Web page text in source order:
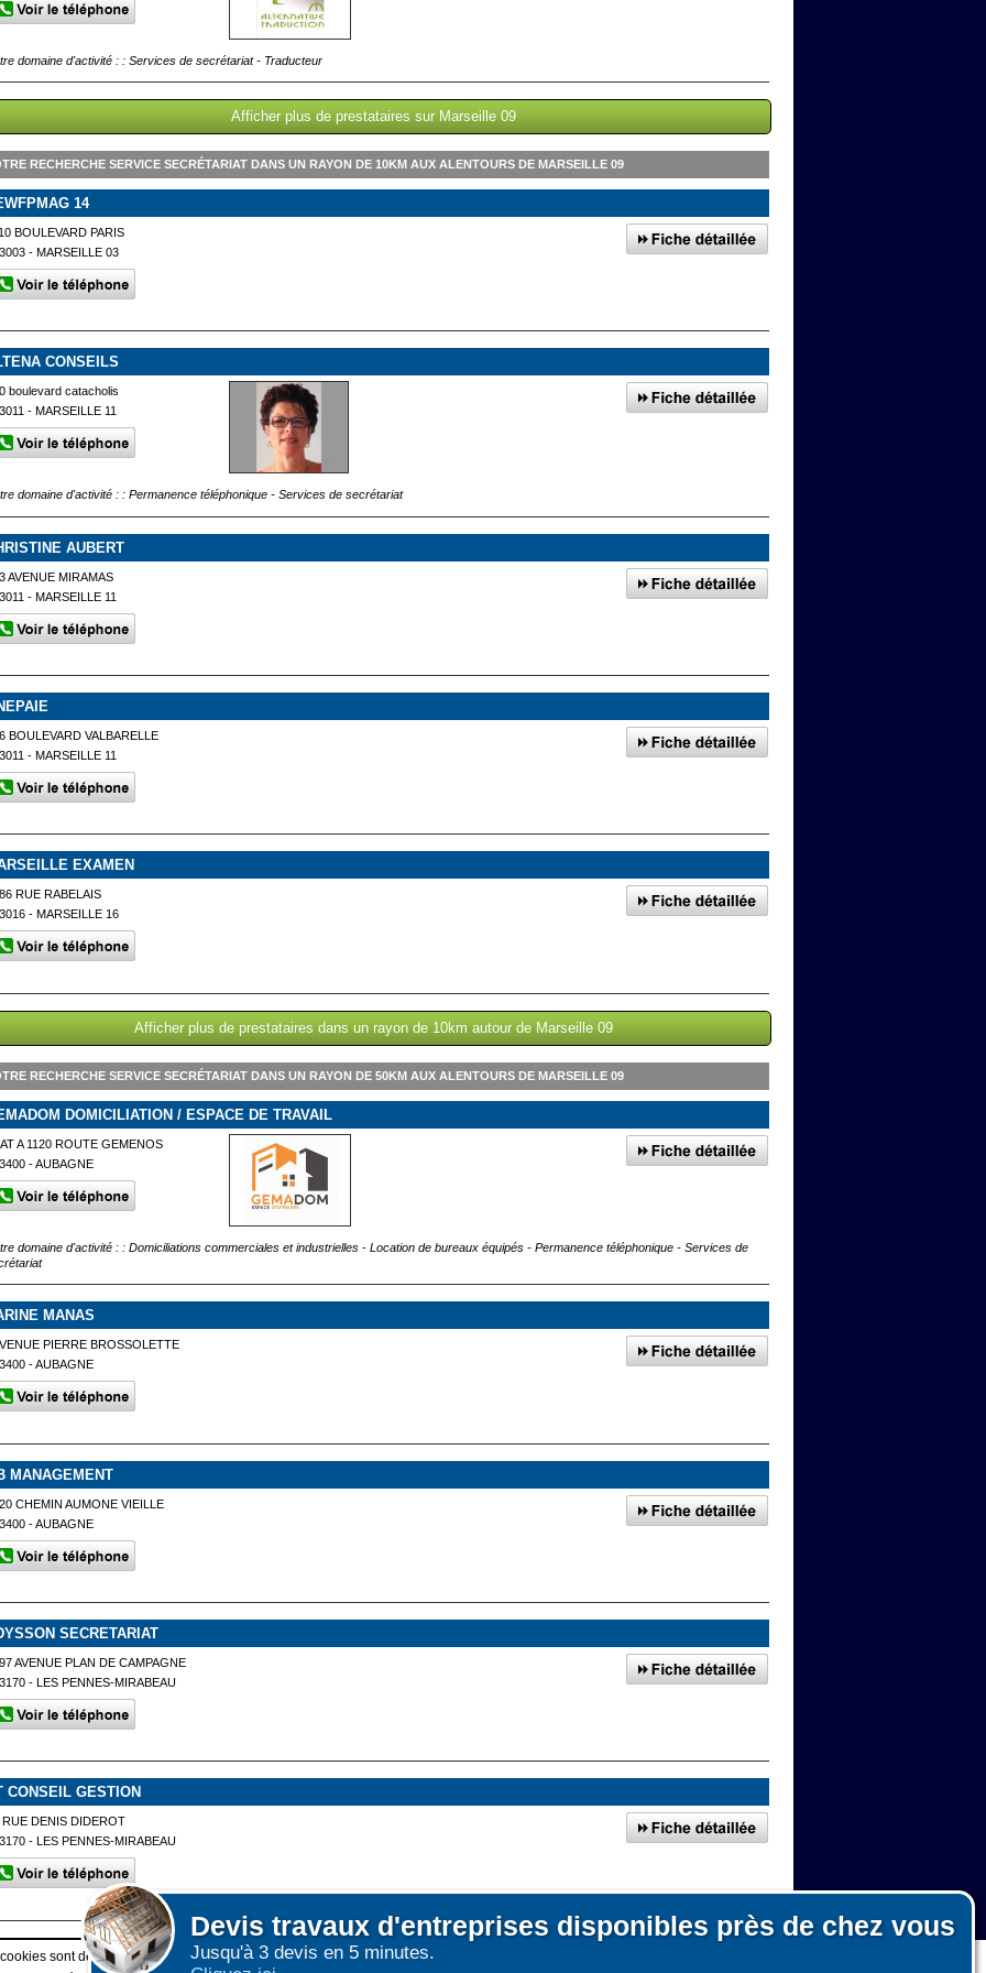
Devis travaux d'entreprises disponibles près de chez vous
Jusqu'à 3 devis en 5 minutes.
domaine d'activité : : Services de secrétariat - Traducteur
Afficher plus de prestataires sur Marseille 09
RECHERCHE SERVICE SECRÉTARIAT DANS UN RAYON DE 10KM AUX ALENTOURS DE MARSEILLE 09
14
BOULEVARD PARIS
- MARSEILLE 03
CONSEILS
boulevard catacholis
- MARSEILLE 11
domaine d'activité : : Permanence téléphonique - Services de secrétariat
AUBERT
AVENUE MIRAMAS
- MARSEILLE 11
BOULEVARD VALBARELLE
- MARSEILLE 11
EXAMEN
RUE RABELAIS
- MARSEILLE 16
Afficher plus de prestataires dans un rayon de 10km autour de Marseille 09
RECHERCHE SERVICE SECRÉTARIAT DANS UN RAYON DE 50KM AUX ALENTOURS DE MARSEILLE 09
DOMICILIATION / ESPACE DE TRAVAIL
A 1120 ROUTE GEMENOS
- AUBAGNE
domaine d'activité : : Domiciliations commerciales et industrielles - Location de bureaux équipés - Permanence téléphonique - Services de
MANAS
PIERRE BROSSOLETTE
- AUBAGNE
MANAGEMENT
CHEMIN AUMONE VIEILLE
- AUBAGNE
SECRETARIAT
AVENUE PLAN DE CAMPAGNE
- LES PENNES-MIRABEAU
CONSEIL GESTION
RUE DENIS DIDEROT
- LES PENNES-MIRABEAU
Afficher plus de prestataires dans un rayon de 50km autour de Marseille 09
sont déposés sur votre terminal. Ces cookies sont utilisés pour la navigation, le fonctionnement du site et les mesures d'audience pour l'éditeur.